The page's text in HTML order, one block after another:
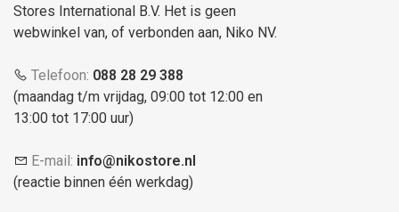
Stores International B.V. Het is geen
webwinkel van, of verbonden aan, Niko NV.
Telefoon: 088 28 29 388
(maandag t/m vrijdag, 09:00 tot 12:00 en
13:00 tot 17:00 uur)
E-mail: info@nikostore.nl
(reactie binnen één werkdag)